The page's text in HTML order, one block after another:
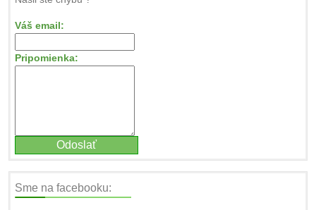
Váš email:
Pripomienka:
Sme na facebooku: